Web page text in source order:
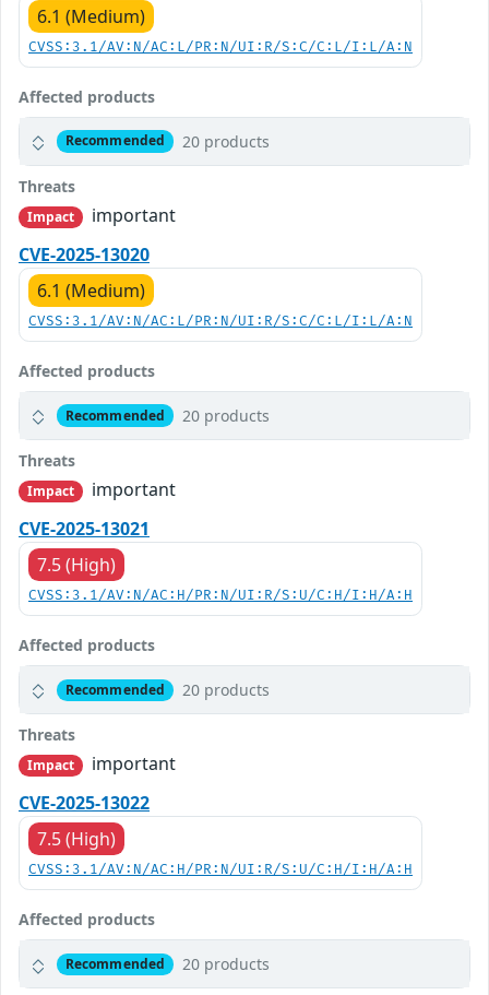
6.1 (Medium)
CVSS:3.1/AV:N/AC:L/PR:N/UI:R/S:C/C:L/I:L/A:N
Affected products
Recommended 20 products
Threats
Impact
important
CVE-2025-13020
6.1 (Medium)
CVSS:3.1/AV:N/AC:L/PR:N/UI:R/S:C/C:L/I:L/A:N
Affected products
Recommended 20 products
Threats
Impact
important
CVE-2025-13021
7.5 (High)
CVSS:3.1/AV:N/AC:H/PR:N/UI:R/S:U/C:H/I:H/A:H
Affected products
Recommended 20 products
Threats
Impact
important
CVE-2025-13022
7.5 (High)
CVSS:3.1/AV:N/AC:H/PR:N/UI:R/S:U/C:H/I:H/A:H
Affected products
Recommended 20 products